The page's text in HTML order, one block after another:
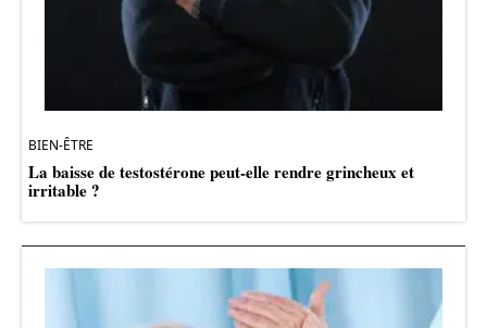
BIEN-ÊTRE
La baisse de testostérone peut-elle rendre grincheux et
irritable ?